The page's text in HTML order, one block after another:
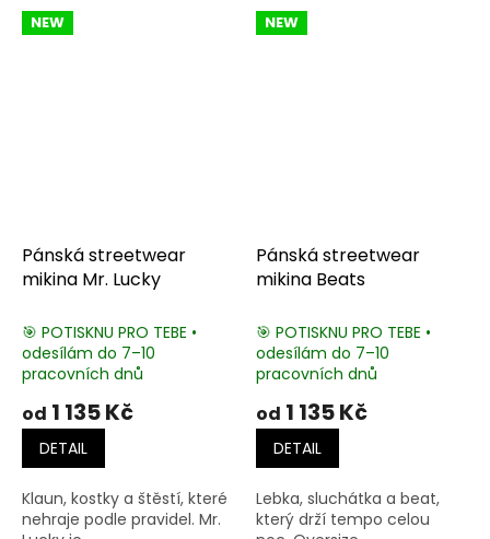
NEW
Pánská streetwear
mikina Mr. Lucky
🎯 POTISKNU PRO TEBE •
odesílám do 7–10
pracovních dnů
od 1 135 Kč
DETAIL
Klaun, kostky a štěstí, které
nehraje podle pravidel. Mr.
NEW
Pánská streetwear
mikina Beats
🎯 POTISKNU PRO TEBE •
odesílám do 7–10
pracovních dnů
od 1 135 Kč
DETAIL
Lebka, sluchátka a beat,
který drží tempo celou